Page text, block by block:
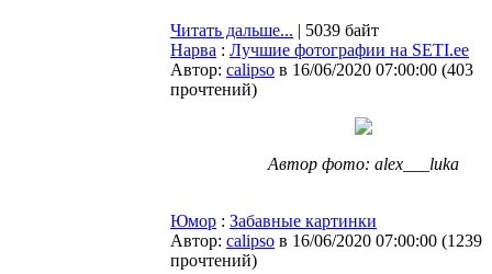
Читать дальше... | 5039 байт
Нарва : Лучшие фотографии на SETI.ee
Автор: calipso в 16/06/2020 07:00:00 (403
прочтений)
Автор фото: alex___luka
Юмор : Забавные картинки
Автор: calipso в 16/06/2020 07:00:00 (1239
прочтений)